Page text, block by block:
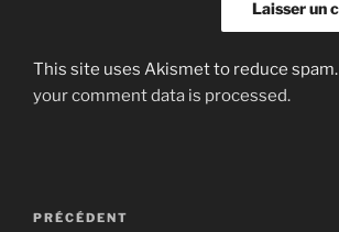
This site uses Akismet to reduce spam.
your comment data is processed.
Post
Article
PRÉCÉDENT